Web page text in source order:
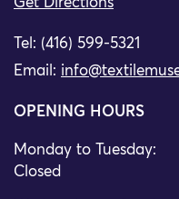
Get Directions
Tel: (416) 599-5321
Email:
OPENING HOURS
Monday to Tuesday:
Closed